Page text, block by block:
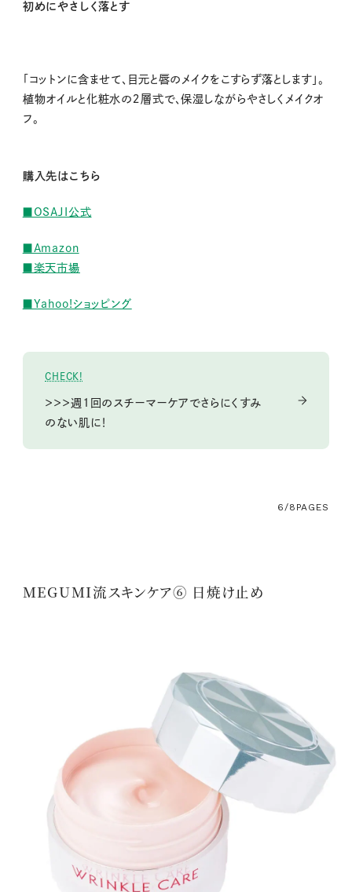
初めにやさしく落とす
「コットンに含ませて、目元と唇のメイクをこすらず落とします」。
植物オイルと化粧水の２層式で、保湿しながらやさしくメイクオ
フ。
購入先はこちら
■OSAJI公式
■Amazon
■楽天市場
■Yahoo!ショッピング
CHECK!
＞＞＞週1回のスチーマーケアでさらにくすみ
のない肌に！
6/8 PAGES
MEGUMI流スキンケア⑥ 日焼け止め